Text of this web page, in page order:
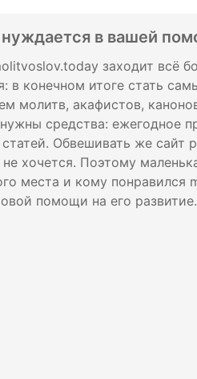
нуждается в вашей
заходит всё
в конечном итоге стать
молитв, акафистов,
средства: ежегодное
Обвешивать же сайт
хочется. Поэтому
места и кому понравился
помощи на его